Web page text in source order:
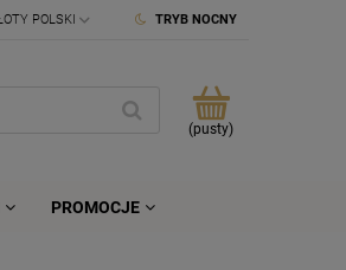
TRYB NOCNY
(pusty)
PROMOCJE